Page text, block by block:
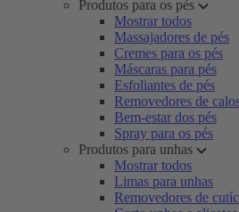
Produtos para os pés
Mostrar todos
Massajadores de pés
Cremes para os pés
Máscaras para pés
Esfoliantes de pés
Removedores de
Bem-estar dos pés
Spray para os pés
Produtos para unhas
Mostrar todos
Limas para unhas
Removedores de